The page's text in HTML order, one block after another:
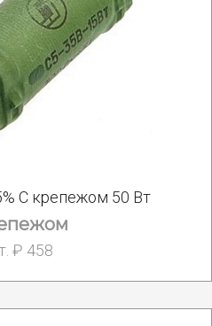
С крепежом 50 Вт
₽ 458